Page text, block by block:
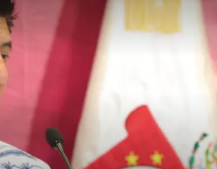
Oaxaca